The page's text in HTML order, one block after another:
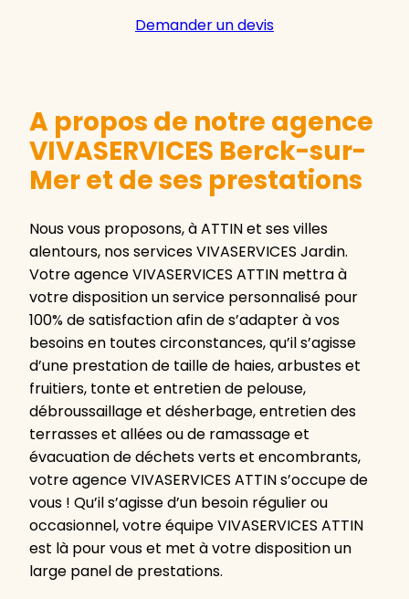
Demander un devis
A propos de notre agence
VIVASERVICES Berck-sur-
Mer et de ses prestations
Nous vous proposons, à ATTIN et ses villes
alentours, nos services VIVASERVICES Jardin.
Votre agence VIVASERVICES ATTIN mettra à
votre disposition un service personnalisé pour
100% de satisfaction afin de s’adapter à vos
besoins en toutes circonstances, qu’il s’agisse
d’une prestation de taille de haies, arbustes et
fruitiers, tonte et entretien de pelouse,
débroussaillage et désherbage, entretien des
terrasses et allées ou de ramassage et
évacuation de déchets verts et encombrants,
votre agence VIVASERVICES ATTIN s’occupe de
vous ! Qu’il s’agisse d’un besoin régulier ou
occasionnel, votre équipe VIVASERVICES ATTIN
est là pour vous et met à votre disposition un
large panel de prestations.